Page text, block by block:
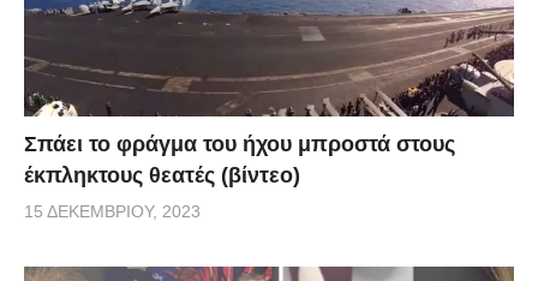
Σπάει το φράγμα του ήχου μπροστά στους
έκπληκτους θεατές (βίντεο)
15 ΔΕΚΕΜΒΡΊΟΥ, 2023